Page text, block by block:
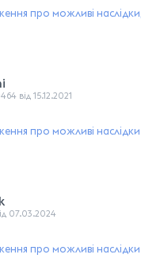
про можливі наслідки
від 15.12.2021
про можливі наслідки
07.03.2024
про можливі наслідки